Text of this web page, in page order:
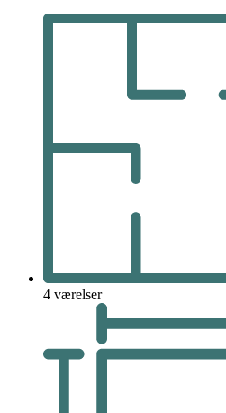
4 værelser